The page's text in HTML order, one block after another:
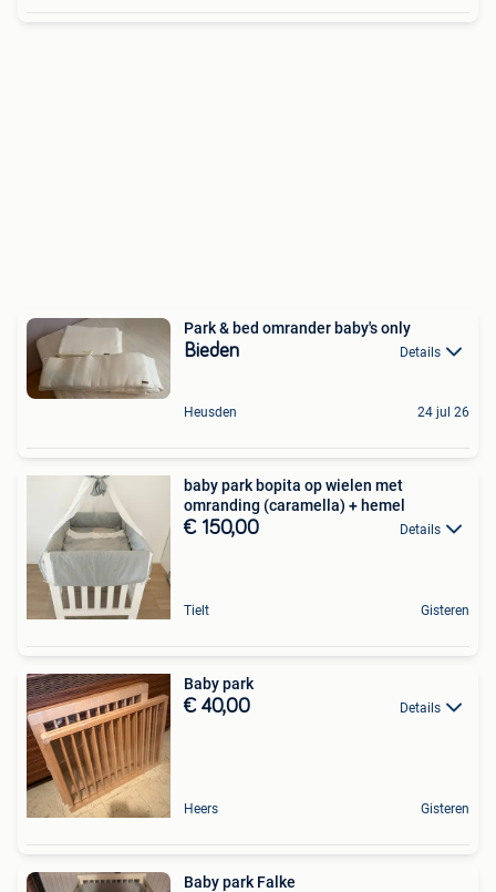
Park & bed omrander baby's only
Bieden Details
Heusden 24 jul 26
baby park bopita op wielen met
omranding (caramella) + hemel
€ 150,00 Details
Tielt Gisteren
Baby park
€ 40,00 Details
Heers Gisteren
Baby park Falke